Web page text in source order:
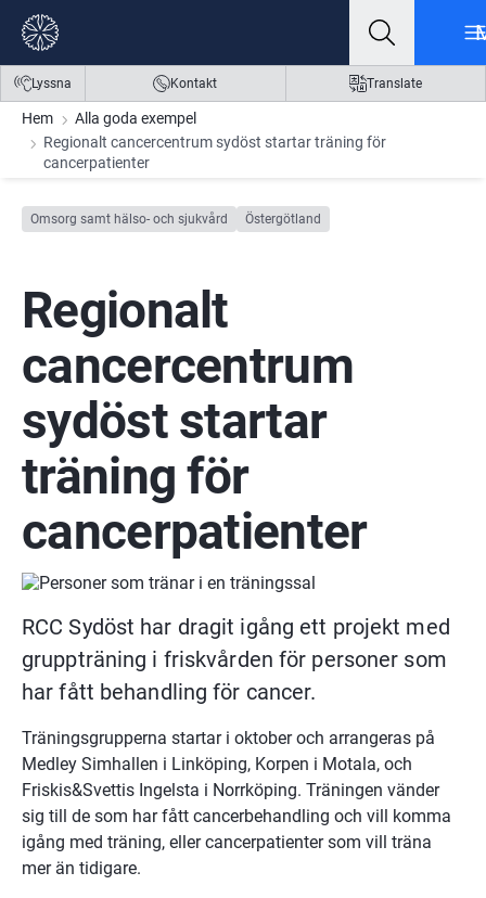
Gå till innehåll
Gå till meny
Gå till sidfot
Lyssna Kontakt Translate
Hem
Alla goda exempel
Regionalt cancercentrum sydöst startar träning för
cancerpatienter
Omsorg samt hälso- och sjukvård Östergötland
Regionalt
cancercentrum
sydöst startar
träning för
cancerpatienter
RCC Sydöst har dragit igång ett projekt med
gruppträning i friskvården för personer som
har fått behandling för cancer.
Träningsgrupperna startar i oktober och arrangeras på
Medley Simhallen i Linköping, Korpen i Motala, och
Friskis&Svettis Ingelsta i Norrköping. Träningen vänder
sig till de som har fått cancerbehandling och vill komma
igång med träning, eller cancerpatienter som vill träna
mer än tidigare.